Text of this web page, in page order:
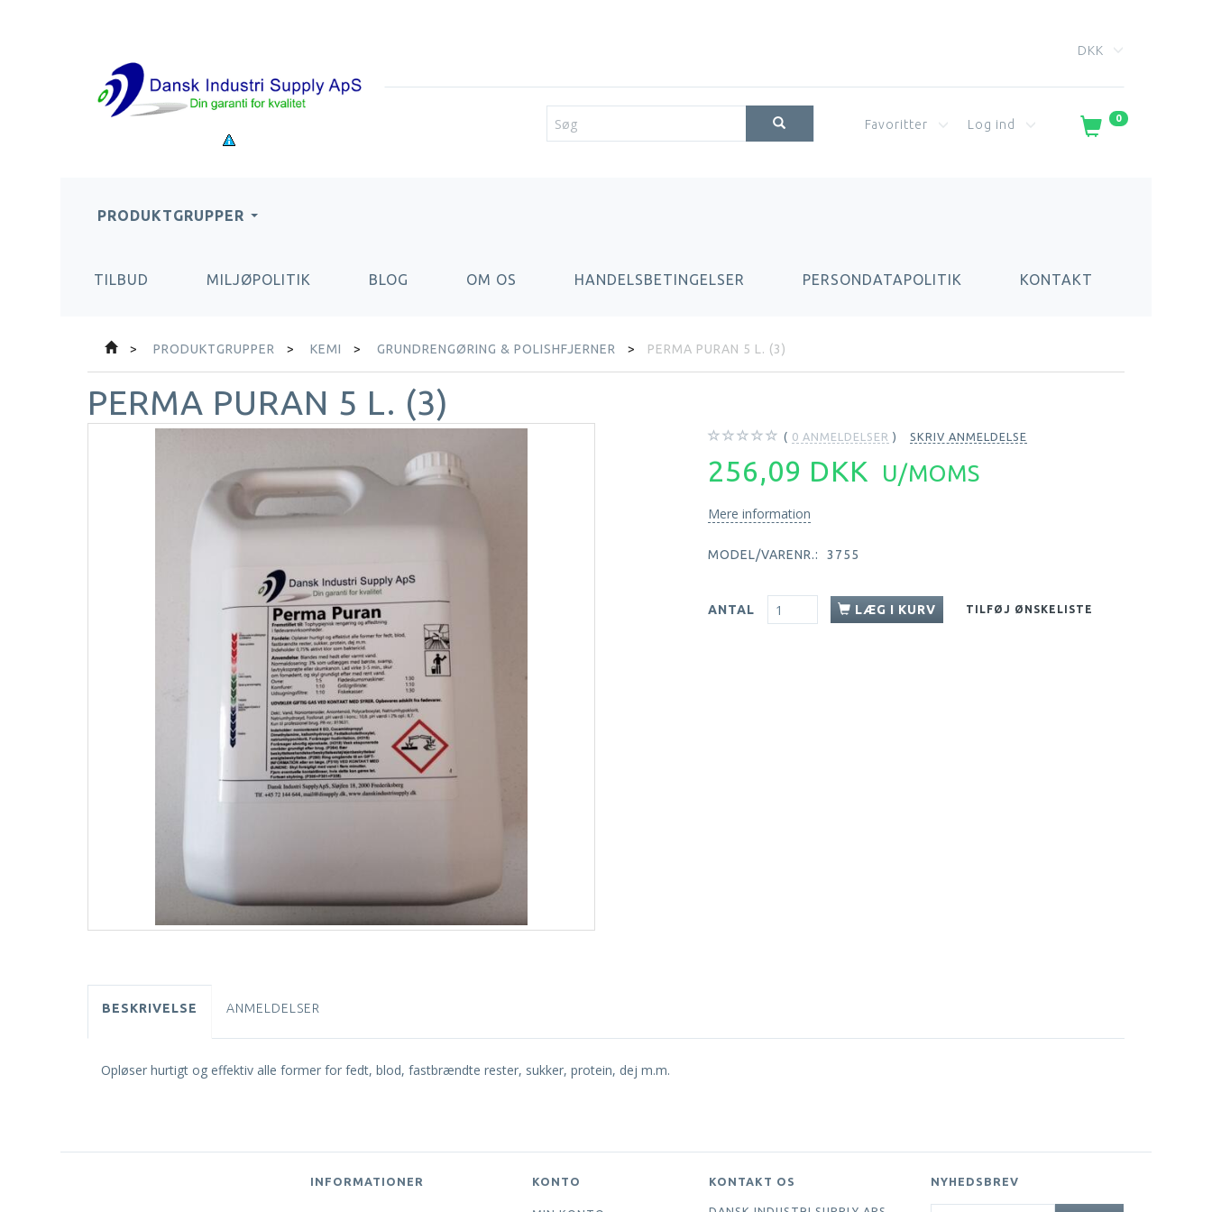
DKK
0
Favoritter Log ind
PRODUKTGRUPPER
TILBUD MILJØPOLITIK BLOG OM OS HANDELSBETINGELSER PERSONDATAPOLITIK KONTAKT
PRODUKTGRUPPER KEMI GRUNDRENGØRING & POLISHFJERNER PERMA PURAN 5 L. (3)
PERMA PURAN 5 L. (3)
0 ANMELDELSER SKRIV ANMELDELSE
256,09 DKK U/MOMS
Mere information
MODEL/VARENR.: 3755
ANTAL LÆG I KURV TILFØJ ØNSKELISTE
BESKRIVELSE ANMELDELSER
Opløser hurtigt og effektiv alle former for fedt, blod, fastbrændte rester, sukker, protein, dej m.m.
INFORMATIONER KONTO KONTAKT OS NYHEDSBREV